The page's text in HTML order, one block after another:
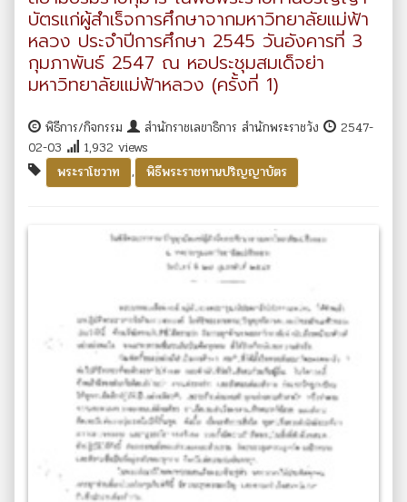
บัตรแก่ผู้สำเร็จการศึกษาจากมหาวิทยาลัยแม่ฟ้า
หลวง ประจำปีการศึกษา 2545 วันอังคารที่ 3
กุมภาพันธ์ 2547 ณ หอประชุมสมเด็จย่า
มหาวิทยาลัยแม่ฟ้าหลวง (ครั้งที่ 1)
พิธีการ/กิจกรรม สำนักราชเลขาธิการ สำนักพระราชวัง
2547-
02-03
1,932 views
พระราโชวาท
, พิธีพระราชทานปริญญาบัตร